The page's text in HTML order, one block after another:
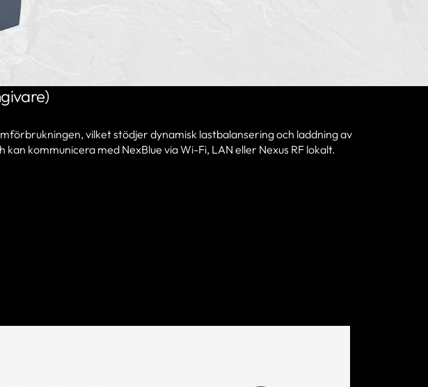
vilket stödjer dynamisk lastbalansering och laddning av
kommunicera med NexBlue via Wi-Fi, LAN eller Nexus RF lokalt.